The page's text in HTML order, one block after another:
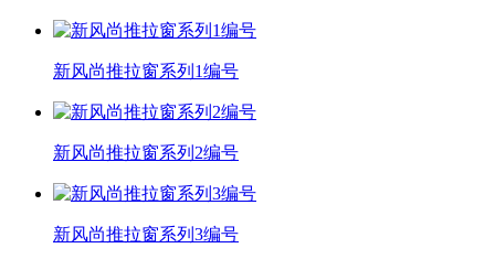
新风尚推拉窗系列1编号
新风尚推拉窗系列2编号
新风尚推拉窗系列3编号